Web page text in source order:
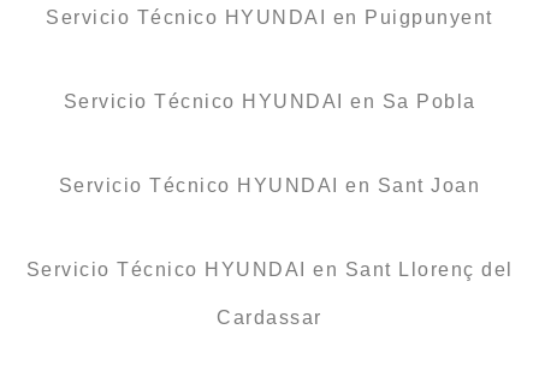
Servicio Técnico HYUNDAI en Puigpunyent
Servicio Técnico HYUNDAI en Sa Pobla
Servicio Técnico HYUNDAI en Sant Joan
Servicio Técnico HYUNDAI en Sant Llorenç del
Cardassar